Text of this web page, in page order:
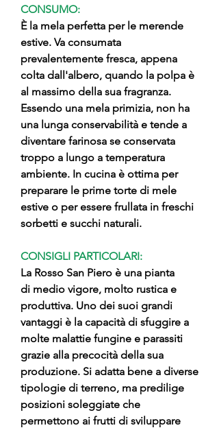
CONSUMO:
È la mela perfetta per le merende
estive. Va consumata
prevalentemente fresca, appena
colta dall'albero, quando la polpa è
al massimo della sua fragranza.
Essendo una mela primizia, non ha
una lunga conservabilità e tende a
diventare farinosa se conservata
troppo a lungo a temperatura
ambiente. In cucina è ottima per
preparare le prime torte di mele
estive o per essere frullata in freschi
sorbetti e succhi naturali.
CONSIGLI PARTICOLARI:
La Rosso San Piero è una pianta
di medio vigore, molto rustica e
produttiva. Uno dei suoi grandi
vantaggi è la capacità di sfuggire a
molte malattie fungine e parassiti
grazie alla precocità della sua
produzione. Si adatta bene a diverse
tipologie di terreno, ma predilige
posizioni soleggiate che
permettono ai frutti di sviluppare